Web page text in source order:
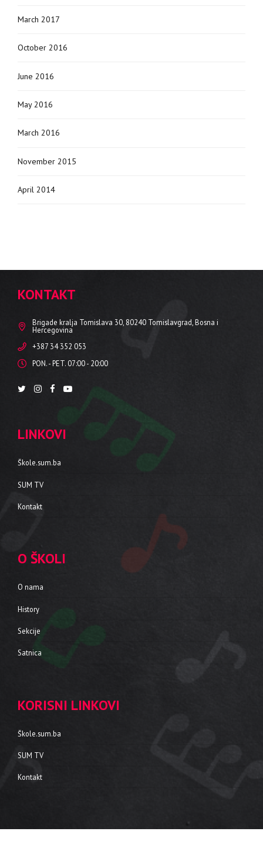
March 2017
October 2016
June 2016
May 2016
March 2016
November 2015
April 2014
KONTAKT
Brigade kralja Tomislava 30, 80240 Tomislavgrad, Bosna i
Hercegovina
+387 34 352 053
PON. - PET. 07:00 - 20:00
LINKOVI
Škole.sum.ba
SUM TV
Kontakt
O ŠKOLI
O nama
History
Sekcije
Satnica
KORISNI LINKOVI
Škole.sum.ba
SUM TV
Kontakt